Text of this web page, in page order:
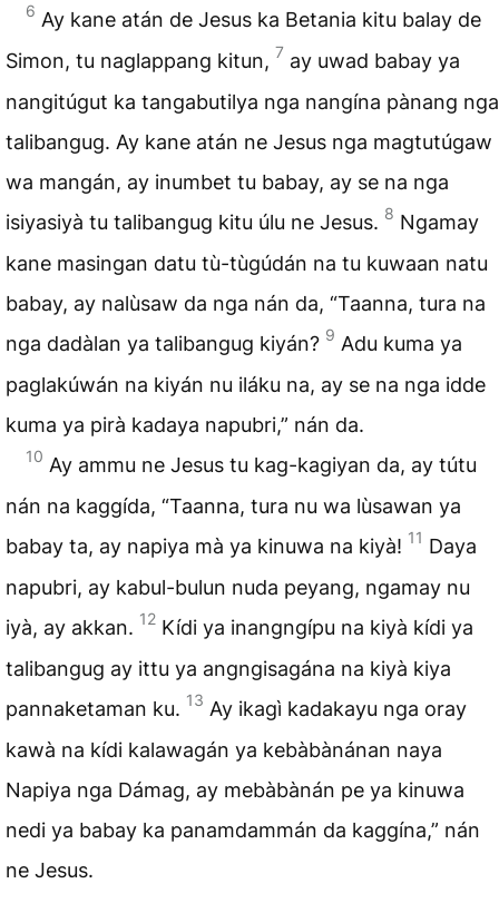
6 Ay kane atán de Jesus ka Betania kitu balay de
Simon, tu naglappang kitun, 7 ay uwad babay ya
nangitúgut ka tangabutilya nga nangína pànang nga
talibangug. Ay kane atán ne Jesus nga magtutúgaw
wa mangán, ay inumbet tu babay, ay se na nga
isiyasiyà tu talibangug kitu úlu ne Jesus. 8 Ngamay
kane masingan datu tù-tùgúdán na tu kuwaan natu
babay, ay nalùsaw da nga nán da, “Taanna, tura na
nga dadàlan ya talibangug kiyán? 9 Adu kuma ya
paglakúwán na kiyán nu iláku na, ay se na nga idde
kuma ya pirà kadaya napubri,” nán da.
10 Ay ammu ne Jesus tu kag-kagiyan da, ay tútu
nán na kaggída, “Taanna, tura nu wa lùsawan ya
babay ta, ay napiya mà ya kinuwa na kiyà! 11 Daya
napubri, ay kabul-bulun nuda peyang, ngamay nu
iyà, ay akkan. 12 Kídi ya inangngípu na kiyà kídi ya
talibangug ay ittu ya angngisagána na kiyà kiya
pannaketaman ku. 13 Ay ikagì kadakayu nga oray
kawà na kídi kalawagán ya kebàbànánan naya
Napiya nga Dámag, ay mebàbànán pe ya kinuwa
nedi ya babay ka panamdammán da kaggína,” nán
ne Jesus.